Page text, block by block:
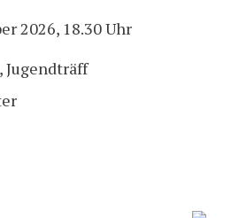
2026, 18.30 Uhr